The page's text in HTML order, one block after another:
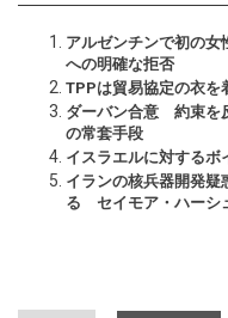
アルゼンチンで初の
への明確な拒否
TPPは貿易協定の衣を
ダーバン合意 約束を
の常套手段
イスラエルに対するボ
イランの核兵器開発疑
る セイモア・ハーシ